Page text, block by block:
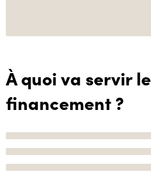
À quoi va servir le
financement ?